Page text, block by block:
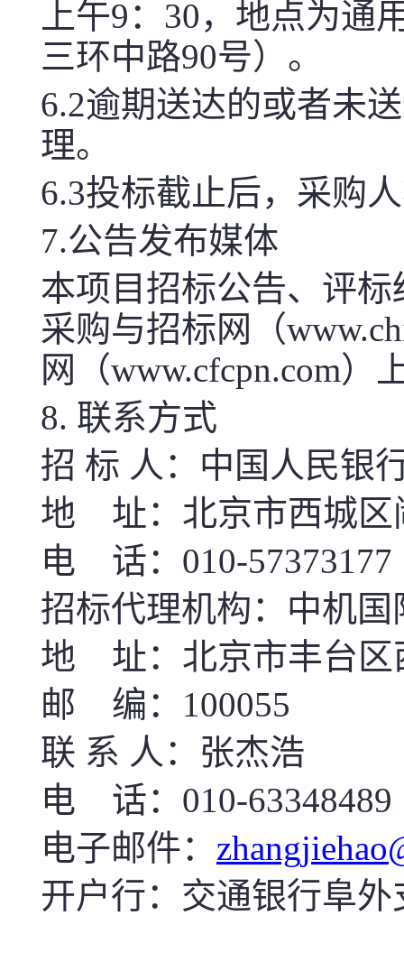
上午9：30，地点为通
三环中路90号）。
6.2逾期送达的或者未
理。
6.3投标截止后，采购
7.公告发布媒体
本项目招标公告、评
采购与招标网（
网（www.cfcpn.com）
8. 联系方式
招 标 人：中国人民银
地 址：北京市西城区
电 话：010-57373177
招标代理机构：中机国
地 址：北京市丰台区
邮 编：100055
联 系 人：张杰浩
电 话：010-
电子邮件：
开户行：交通银行阜